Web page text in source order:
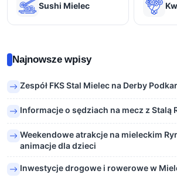
Sushi Mielec
Najnowsze wpisy
Zespół FKS Stal Mielec na Derby
Informacje o sędziach na mecz z Stalą
Weekendowe atrakcje na mieleckim
animacje dla dzieci
Inwestycje drogowe i rowerowe w